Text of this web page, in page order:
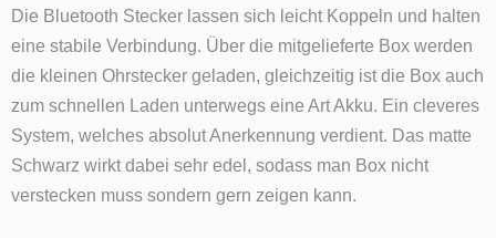
Die Bluetooth Stecker lassen sich leicht Koppeln und halten
eine stabile Verbindung. Über die mitgelieferte Box werden
die kleinen Ohrstecker geladen, gleichzeitig ist die Box auch
zum schnellen Laden unterwegs eine Art Akku. Ein cleveres
System, welches absolut Anerkennung verdient. Das matte
Schwarz wirkt dabei sehr edel, sodass man Box nicht
verstecken muss sondern gern zeigen kann.